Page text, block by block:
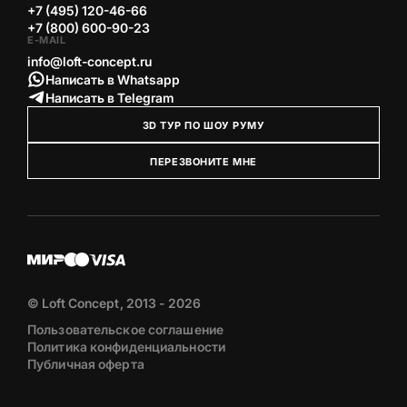
+7 (495) 120-46-66
+7 (800) 600-90-23
E-MAIL
info@loft-concept.ru
Написать в Whatsapp
Написать в Telegram
3D ТУР ПО ШОУ РУМУ
ПЕРЕЗВОНИТЕ МНЕ
© Loft Concept, 2013 - 2026
Пользовательское соглашение
Политика конфиденциальности
Публичная оферта